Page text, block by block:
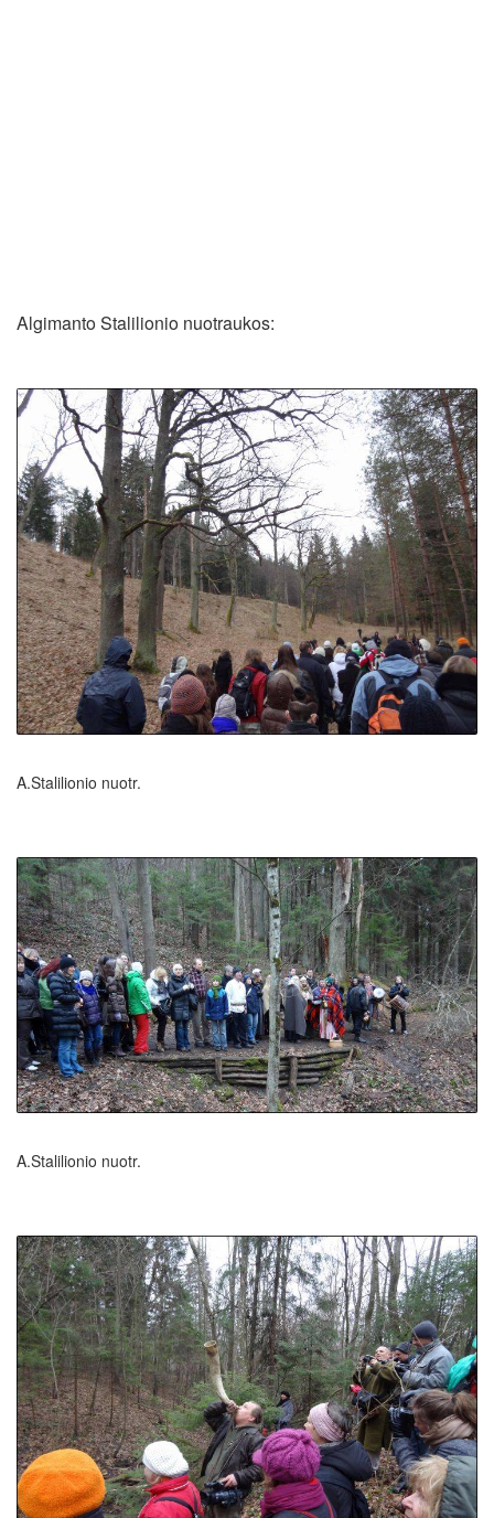
Algimanto Stalilionio nuotraukos:
A.Stalilionio nuotr.
A.Stalilionio nuotr.